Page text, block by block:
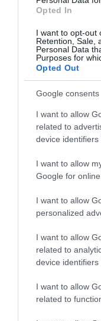
Opted In
I want to opt-out
Retention, Sale,
Personal Data
Purposes for
Opted Out
Google consents
I want to allow
related to
device identifiers
I want to allow
Google for
I want to allow
personalized
I want to allow
related to
device identifiers
I want to allow
related to
hercegnő életét
trónörökösének,
feleségjelöltjeként
házasság tragikus
kell pozicionálnia
Ez is
6
érdemes
Tudorok